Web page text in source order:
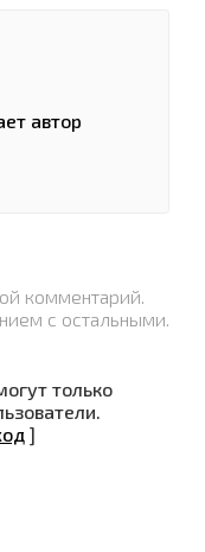
автор
комментарий.
с остальными.
только
]